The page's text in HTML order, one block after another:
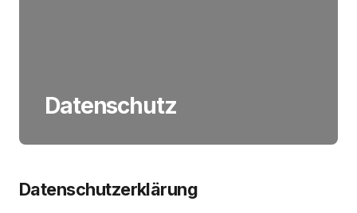
Datenschutz
Datenschutzerklärung